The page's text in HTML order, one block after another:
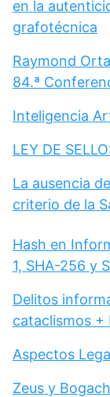
en la
grafotécnica
Raymond
84.ª
Inteligencia
LEY DE
La ausencia
criterio de la
Hash en
1, SHA-256 y
Delitos
cataclismos +
Aspectos
Zeus y